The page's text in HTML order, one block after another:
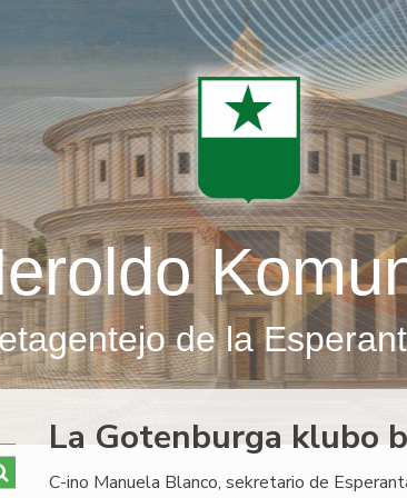
de la
La Gotenburga klubo
C-ino Manuela Blanco, sekretario de